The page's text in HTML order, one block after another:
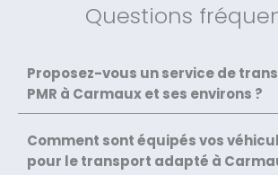
Questions
Proposez-vous un service de
PMR à Carmaux et ses environs ?
Comment sont équipés vos
pour le transport adapté à